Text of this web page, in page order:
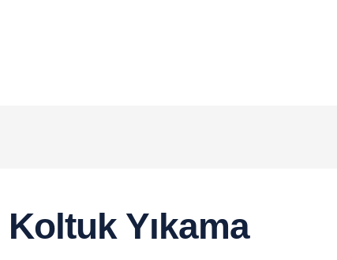
Koltuk Yıkama